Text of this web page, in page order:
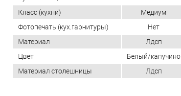
Класс (кухни)
Медиум
Фотопечать (кух.гарнитуры)
Нет
Материал
Лдсп
Цвет
Белый/капучино
Материал столешницы
Лдсп